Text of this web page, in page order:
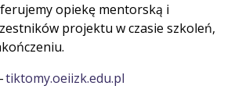
opiekę mentorską i
projektu w czasie szkoleń,
tiktomy.oeiizk.edu.pl